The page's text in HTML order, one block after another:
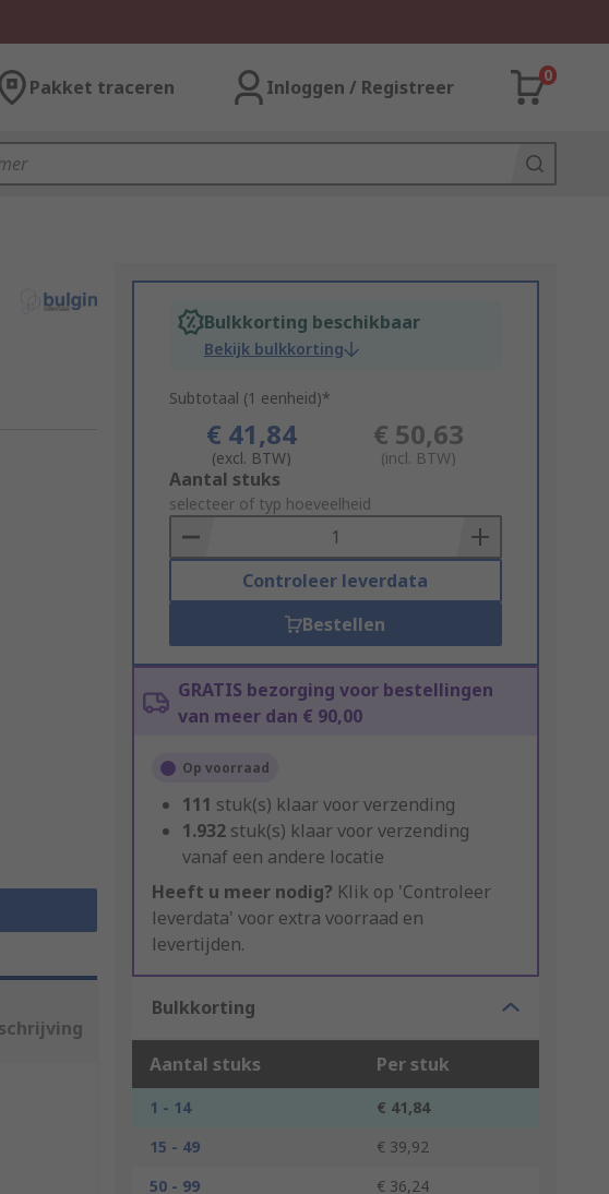
Pakket traceren Inloggen / Registreer
0
Bulkkorting beschikbaar
Bekijk bulkkorting
Subtotaal (1 eenheid)*
€ 41,84
(excl. BTW)
€ 50,63
(incl. BTW)
Add
to
Basket
Aantal stuks
selecteer of typ hoeveelheid
Controleer leverdata
Bestellen
GRATIS bezorging voor bestellingen
van meer dan € 90,00
Op voorraad
111 stuk(s) klaar voor verzending
1.932 stuk(s) klaar voor verzending
vanaf een andere locatie
Heeft u meer nodig? Klik op 'Controleer
leverdata' voor extra voorraad en
levertijden.
Bulkkorting
Aantal stuks Per stuk
1 - 14
€ 41,84
15 - 49
€ 39,92
50 - 99
€ 36,24